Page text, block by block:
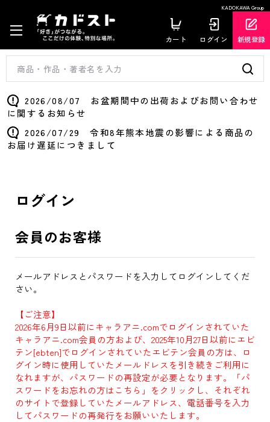
KADOKAWA Group
カート ログイン 新規登録
2026/08/07 お盆期間中の出荷およびお問い合わせ
に関するお知らせ
2026/07/29 令和8年熊本地震の影響による商品の
お届け遅延につきまして
ログイン
会員のお客様
メールアドレスとパスワードを入力してログインしてくだ
さい。
【ご注意】
2026年6月9日以前にキャラアニ.comでログインされていた
キャラアニ.com会員の方および、2025年10月27日以前にエビ
テン[ebten]でログインされていたエビテン会員の方は、ロ
グイン時に使用していたメールドレスを引き続きご利用に
なれますが、パスワードの再設定が必要となります。「パ
スワードをお忘れの方はこちら」をクリックし、それぞれ
のサイトで登録していたメールアドレス、電話番号を入力
してパスワードの再発行をお願いいたします。